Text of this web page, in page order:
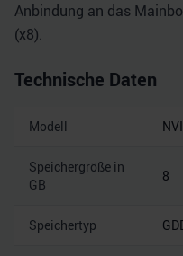
Anbindung an das
(x8).
Technische Daten
Modell
Speichergröße in
GB
8
Speichertyp